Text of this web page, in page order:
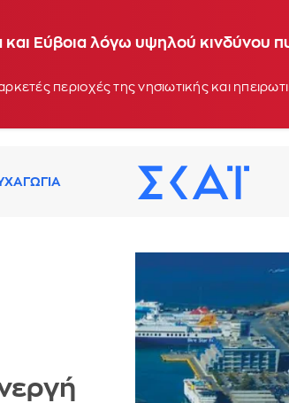
και Εύβοια λόγω υψηλού κινδύνου
περιοχές της νησιωτικής και